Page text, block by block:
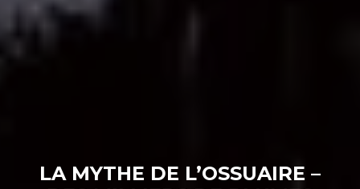
LA MYTHE DE L’OSSUAIRE –